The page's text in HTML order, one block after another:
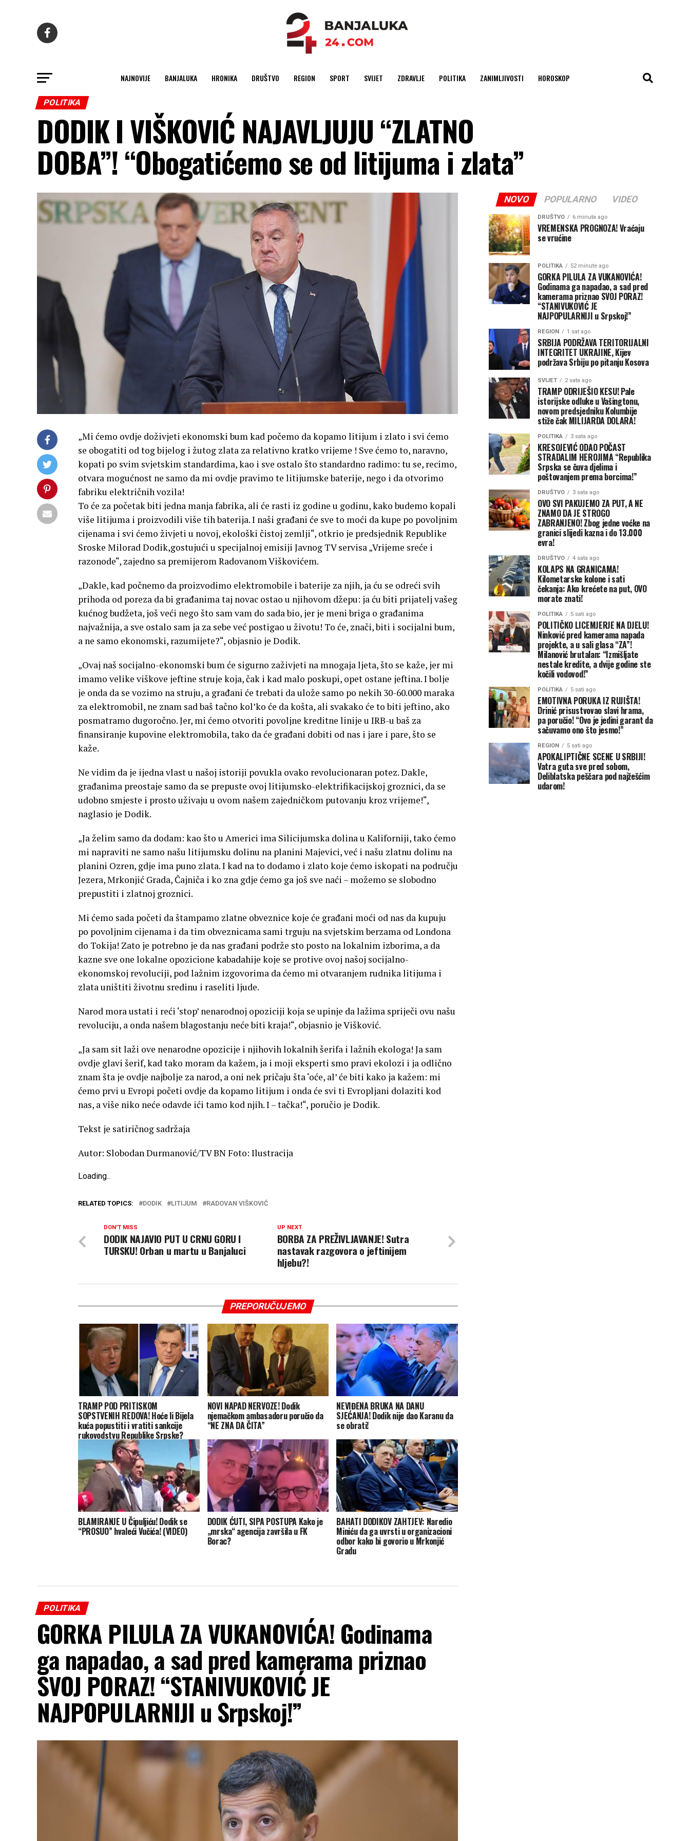
NAJNOVIJE BANJALUKA HRONIKA DRUŠTVO REGION SPORT SVIJET ZDRAVLJE POLITIKA ZANIMLJIVOSTI HOROSKOP
POLITIKA
DODIK I VIŠKOVIĆ NAJAVLJUJU “ZLATNO
DOBA”! “Obogatićemo se od litijuma i zlata”
„Mi ćemo ovdje doživjeti ekonomski bum kad počemo da kopamo litijum i zlato i svi ćemo
se obogatiti od tog bijelog i žutog zlata za relativno kratko vrijeme ! Sve ćemo to, naravno,
kopati po svim svjetskim standardima, kao i sve ostalo što standardno radimo: tu se, recimo,
otvara mogućnost ne samo da mi ovdje pravimo te litijumske baterije, nego i da otvorimo
fabriku električnih vozila!
To će za početak biti jedna manja fabrika, ali će rasti iz godine u godinu, kako budemo kopali
više litijuma i proizvodili više tih baterija. I naši građani će sve to moći da kupe po povoljnim
cijenama i svi ćemo živjeti u novoj, ekološki čistoj zemlji“, otkrio je predsjednik Republike
Sroske Milorad Dodik,gostujući u specijalnoj emisiji Javnog TV servisa „Vrijeme sreće i
razonode“, zajedno sa premijerom Radovanom Viškovićem.
„Dakle, kad počnemo da proizvodimo elektromobile i baterije za njih, ja ću se odreći svih
prihoda od poreza da bi građanima taj novac ostao u njihovom džepu: ja ću biti prijatelj vašeg
kućnog budžeta, još veći nego što sam vam do sada bio, jer je meni briga o građanima
najvažnija, a sve ostalo sam ja za sebe već postigao u životu! To će, znači, biti i socijalni bum,
a ne samo ekonomski, razumijete?“, objasnio je Dodik.
„Ovaj naš socijalno-ekonomski bum će sigurno zaživjeti na mnogaja ljeta, što se kaže, jer mi
imamo velike viškove jeftine struje koja, čak i kad malo poskupi, opet ostane jeftina. I bolje
je onda da se vozimo na struju, a građani će trebati da ulože samo po nekih 30-60.000 maraka
za elektromobil, ne znam sad baš tačno kol’ko će da košta, ali svakako će to biti jeftino, ako
posmatramo dugoročno. Jer, mi ćemo otvoriti povoljne kreditne linije u IRB-u baš za
finansiranje kupovine elektromobila, tako da će građani dobiti od nas i jare i pare, što se
kaže.
Ne vidim da je ijedna vlast u našoj istoriji povukla ovako revolucionaran potez. Dakle,
građanima preostaje samo da se prepuste ovoj litijumsko-elektrifikacijskoj groznici, da se
udobno smjeste i prosto uživaju u ovom našem zajedničkom putovanju kroz vrijeme!“,
naglasio je Dodik.
„Ja želim samo da dodam: kao što u Americi ima Silicijumska dolina u Kaliforniji, tako ćemo
mi napraviti ne samo našu litijumsku dolinu na planini Majevici, već i našu zlatnu dolinu na
planini Ozren, gdje ima puno zlata. I kad na to dodamo i zlato koje ćemo iskopati na području
Jezera, Mrkonjić Grada, Čajniča i ko zna gdje ćemo ga još sve naći – možemo se slobodno
prepustiti i zlatnoj groznici.
Mi ćemo sada početi da štampamo zlatne obveznice koje će građani moći od nas da kupuju
po povoljnim cijenama i da tim obveznicama sami trguju na svjetskim berzama od Londona
do Tokija! Zato je potrebno je da nas građani podrže sto posto na lokalnim izborima, a da
kazne sve one lokalne opozicione kabadahije koje se protive ovoj našoj socijalno-
ekonomskoj revoluciji, pod lažnim izgovorima da ćemo mi otvaranjem rudnika litijuma i
zlata uništiti životnu sredinu i raseliti ljude.
Narod mora ustati i reći ‘stop’ nenarodnoj opoziciji koja se upinje da lažima spriječi ovu našu
revoluciju, a onda našem blagostanju neće biti kraja!“, objasnio je Višković.
„Ja sam sit laži ove nenarodne opozicije i njihovih lokalnih šerifa i lažnih ekologa! Ja sam
ovdje glavi šerif, kad tako moram da kažem, ja i moji eksperti smo pravi ekolozi i ja odlično
znam šta je ovdje najbolje za narod, a oni nek pričaju šta ‘oće, al’ će biti kako ja kažem: mi
ćemo prvi u Evropi početi ovdje da kopamo litijum i onda će svi ti Evropljani dolaziti kod
nas, a više niko neće odavde ići tamo kod njih. I – tačka!“, poručio je Dodik.
Tekst je satiričnog sadržaja
Autor: Slobodan Durmanović/TV BN Foto: Ilustracija
Loading..
RELATED TOPICS: DODIK LITIJUM RADOVAN VIŠKOVIĆ
UP NEXT
BORBA ZA PREŽIVLJAVANJE! Sutra
nastavak razgovora o jeftinijem
hljebu?!
DON'T MISS
DODIK NAJAVIO PUT U CRNU GORU I
TURSKU! Orban u martu u Banjaluci
PREPORUČUJEMO
TRAMP POD PRITISKOM
SOPSTVENIH REDOVA! Hoće li Bijela
kuća popustiti i vratiti sankcije
rukovodstvu Republike Srpske?
NOVI NAPAD NERVOZE! Dodik
njemačkom ambasadoru poručio da
“NE ZNA DA ČITA”
NEVIĐENA BRUKA NA DANU
SJEĆANJA! Dodik nije dao Karanu da
se obrati!
BLAMIRANJE U Čipuljiću! Dodik se
“PROSUO” hvaleći Vučića! (VIDEO)
DODIK ĆUTI, SIPA POSTUPA Kako je
„mrska“ agencija završila u FK
Borac?
BAHATI DODIKOV ZAHTJEV: Naredio
Miniću da ga uvrsti u organizacioni
odbor kako bi govorio u Mrkonjić
Gradu
POLITIKA
GORKA PILULA ZA VUKANOVIĆA! Godinama
ga napadao, a sad pred kamerama priznao
SVOJ PORAZ! “STANIVUKOVIĆ JE
NAJPOPULARNIJI u Srpskoj!”
NOVO POPULARNO VIDEO
DRUŠTVO 6 minuta ago
VREMENSKA PROGNOZA! Vraćaju
se vrućine
POLITIKA 52 minute ago
GORKA PILULA ZA VUKANOVIĆA!
Godinama ga napadao, a sad pred
kamerama priznao SVOJ PORAZ!
“STANIVUKOVIĆ JE
NAJPOPULARNIJI u Srpskoj!”
REGION 1 sat ago
SRBIJA PODRŽAVA TERITORIJALNI
INTEGRITET UKRAJINE, Kijev
podržava Srbiju po pitanju Kosova
SVIJET 2 sata ago
TRAMP ODRIJEŠIO KESU! Pale
istorijske odluke u Vašingtonu,
novom predsjedniku Kolumbije
stiže čak MILIJARDA DOLARA!
POLITIKA 3 sata ago
KRESOJEVIĆ ODAO POČAST
STRADALIM HEROJIMA “Republika
Srpska se čuva djelima i
poštovanjem prema borcima!”
DRUŠTVO 3 sata ago
OVO SVI PAKUJEMO ZA PUT, A NE
ZNAMO DA JE STROGO
ZABRANJENO! Zbog jedne voćke na
granici slijedi kazna i do 13.000
evra!
DRUŠTVO 4 sata ago
KOLAPS NA GRANICAMA!
Kilometarske kolone i sati
čekanja: Ako krećete na put, OVO
morate znati!
POLITIKA 5 sati ago
POLITIČKO LICEMJERJE NA DJELU!
Ninković pred kamerama napada
projekte, a u sali glasa “ZA”!
Milanović brutalan: “Izmišljate
nestale kredite, a dvije godine ste
kočili vodovod!”
POLITIKA 5 sati ago
EMOTIVNA PORUKA IZ RUJIŠTA!
Drinić prisustvovao slavi hrama,
pa poručio! “Ovo je jedini garant da
sačuvamo ono što jesmo!”
REGION 5 sati ago
APOKALIPTIČNE SCENE U SRBIJI!
Vatra guta sve pred sobom,
Deliblatska peščara pod najžešćim
udarom!